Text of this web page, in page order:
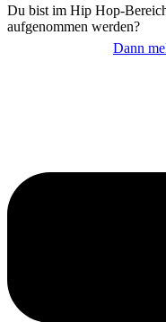
Du bist im Hip Hop-
aufgenommen werden?
Dann